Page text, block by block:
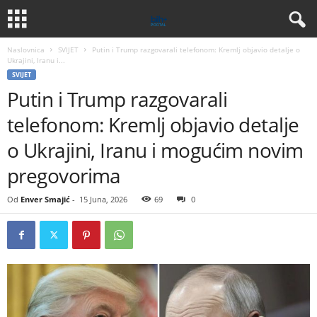
Naslovnica SVIJET
Putin i Trump razgovarali telefonom: Kremlj objavio detalje o
Ukrajini, Iranu i...
SVIJET
Putin i Trump razgovarali
telefonom: Kremlj objavio detalje
o Ukrajini, Iranu i mogućim novim
pregovorima
Od Enver Smajić - 15 Juna, 2026 69 0